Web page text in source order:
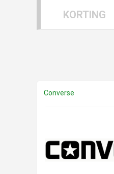
KORTING
Converse